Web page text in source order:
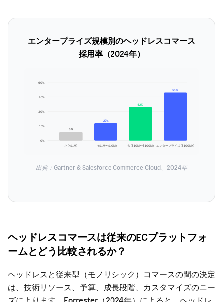
エンタープライズ規模別のヘッドレスコマース
採用率（2024年）
0%
15%
30%
45%
60%
小 (<$1M)
8%
中 ($1M〜$10M)
22%
大 ($10M〜$100M)
42%
エンタープライズ ($100M+)
58%
出典：Gartner & Salesforce Commerce Cloud、2024年
ヘッドレスコマースは従来のECプラットフォ
ームとどう比較されるか？
ヘッドレスと従来型（モノリシック）コマースの間の決定
は、技術リソース、予算、成長段階、カスタマイズのニー
ズによります。Forrester（2024年）によると、ヘッドレ